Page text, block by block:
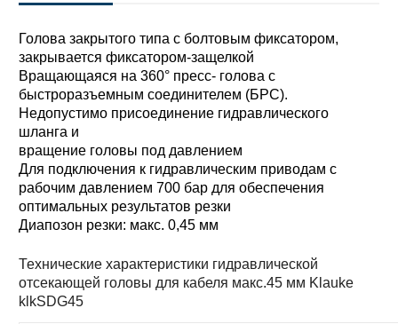
Голова закрытого типа с болтовым фиксатором,
закрывается фиксатором-защелкой
Вращающаяся на 360° пресс- голова с
быстроразъемным соединителем (БРС).
Недопустимо присоединение гидравлического
шланга и
вращение головы под давлением
Для подключения к гидравлическим приводам с
рабочим давлением 700 бар для обеспечения
оптимальных результатов резки
Диапозон резки: макс. 0,45 мм
Технические характеристики гидравлической
отсекающей головы для кабеля макс.45 мм Klauke
klkSDG45